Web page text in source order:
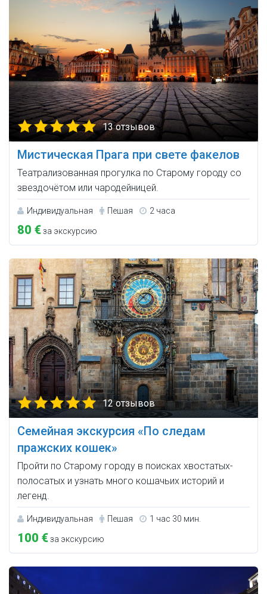
13 отзывов
Мистическая Прага при свете факелов
Театрализованная прогулка по Старому городу со
звездочётом или чародейницей.
Индивидуальная Пешая 2 часа
80 €за экскурсию
12 отзывов
Семейная экскурсия «По следам
пражских кошек»
Пройти по Старому городу в поисках хвостатых-
полосатых и узнать много кошачьих историй и
легенд.
Индивидуальная Пешая 1 час 30 мин.
100 €за экскурсию